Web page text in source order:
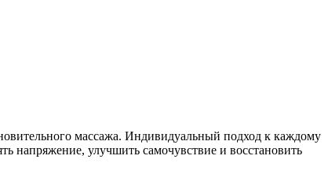
массажа. Индивидуальный подход к каждому
напряжение, улучшить самочувствие и восстановить